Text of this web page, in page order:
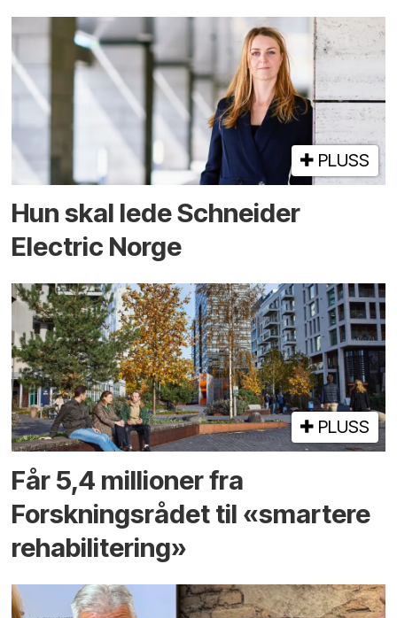
PLUSS
Hun skal lede Schneider
Electric Norge
PLUSS
Får 5,4 millioner fra
Forskningsrådet til «smartere
rehabilitering»